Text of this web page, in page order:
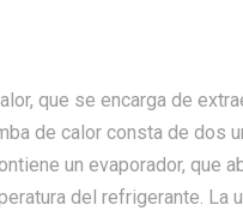
que se encarga de
de calor consta de dos
un evaporador, que
del refrigerante. La